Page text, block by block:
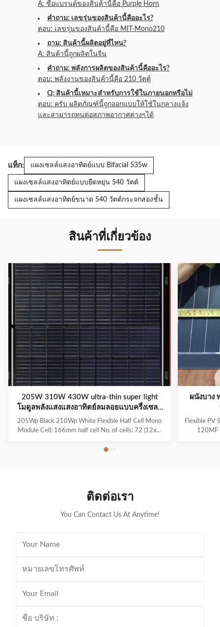
A: ชื่อแบรนด์ของสินค้านี้คือ Purple Horn
คําถาม: เลขรุ่นของสินค้านี้คืออะไร?
ตอบ: เลขรุ่นของสินค้านี้คือ MIT-Mono210
ถาม: สินค้านี้ผลิตอยู่ที่ไหน?
A: สินค้านี้ถูกผลิตในจีน
คําถาม: พลังการผลิตของสินค้านี้คืออะไร?
ตอบ: พลังงานของสินค้านี้คือ 210 วัตต์
Q: สินค้านี้เหมาะสําหรับการใช้ในภายนอกหรือไม่
ตอบ: ครับ ผลิตภัณฑ์นี้ถูกออกแบบให้ใช้ในกลางแจ้ง
และสามารถทนต่อสภาพอากาศต่างๆได้
แท็ก: แผงเซลล์แสงอาทิตย์แบบ Bifacial 535w
แผงเซลล์แสงอาทิตย์แบบยืดหยุ่น 540 วัตต์
แผงเซลล์แสงอาทิตย์ขนาด 540 วัตต์กระจกสองชั้น
สินค้าที่เกี่ยวข้อง
205W 310W 430W ultra-thin super light
โมดูลพลังแสงแสงอาทิตย์ลมลอยแบบครึ่งเซลล์
โมโนคริสตัลลิน
205Wp Black 210Wp White Flexible Half Cell Mono
Module Cell: 166mm half cell No. of cells: 72 (12x6)
Voltage:41.4V Voc: 49.2V Maximum System Voltage:
vehicles
ผนังบาง
Flexible PV
120MF
ติดต่อเรา
You Can Contact Us At Anytime!